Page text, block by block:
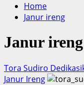
Home
Janur ireng
Janur ireng
Tora Sudiro
Janur Ireng